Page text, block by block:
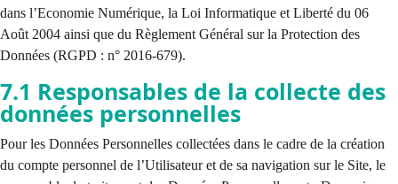
dans l’Economie Numérique, la Loi Informatique et Liberté du 06
Août 2004 ainsi que du Règlement Général sur la Protection des
Données (RGPD : n° 2016-679).
7.1 Responsables de la collecte des
données personnelles
Pour les Données Personnelles collectées dans le cadre de la création
du compte personnel de l’Utilisateur et de sa navigation sur le Site, le